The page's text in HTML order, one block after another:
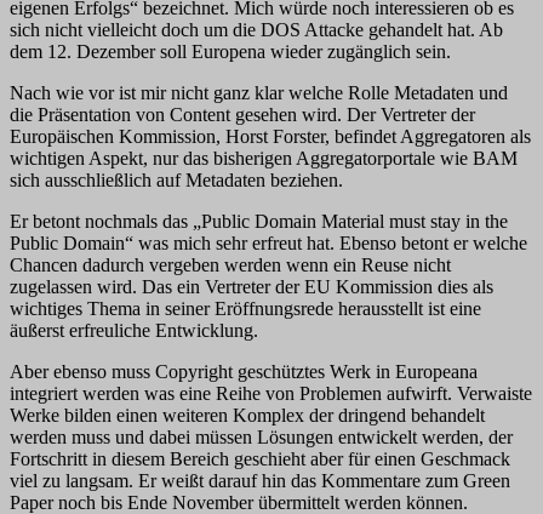
eigenen Erfolgs“ bezeichnet. Mich würde noch interessieren ob es
sich nicht vielleicht doch um die DOS Attacke gehandelt hat. Ab
dem 12. Dezember soll Europena wieder zugänglich sein.
Nach wie vor ist mir nicht ganz klar welche Rolle Metadaten und
die Präsentation von Content gesehen wird. Der Vertreter der
Europäischen Kommission, Horst Forster, befindet Aggregatoren als
wichtigen Aspekt, nur das bisherigen Aggregatorportale wie BAM
sich ausschließlich auf Metadaten beziehen.
Er betont nochmals das „Public Domain Material must stay in the
Public Domain“ was mich sehr erfreut hat. Ebenso betont er welche
Chancen dadurch vergeben werden wenn ein Reuse nicht
zugelassen wird. Das ein Vertreter der EU Kommission dies als
wichtiges Thema in seiner Eröffnungsrede herausstellt ist eine
äußerst erfreuliche Entwicklung.
Aber ebenso muss Copyright geschütztes Werk in Europeana
integriert werden was eine Reihe von Problemen aufwirft. Verwaiste
Werke bilden einen weiteren Komplex der dringend behandelt
werden muss und dabei müssen Lösungen entwickelt werden, der
Fortschritt in diesem Bereich geschieht aber für einen Geschmack
viel zu langsam. Er weißt darauf hin das Kommentare zum Green
Paper noch bis Ende November übermittelt werden können.